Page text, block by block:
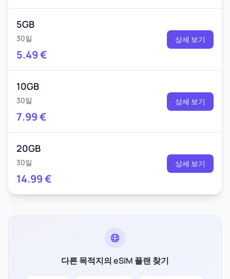
5GB
30일
5.49€
상세 보기
10GB
30일
7.99€
상세 보기
20GB
30일
14.99€
상세 보기
다른 목적지의 eSIM 플랜 찾기